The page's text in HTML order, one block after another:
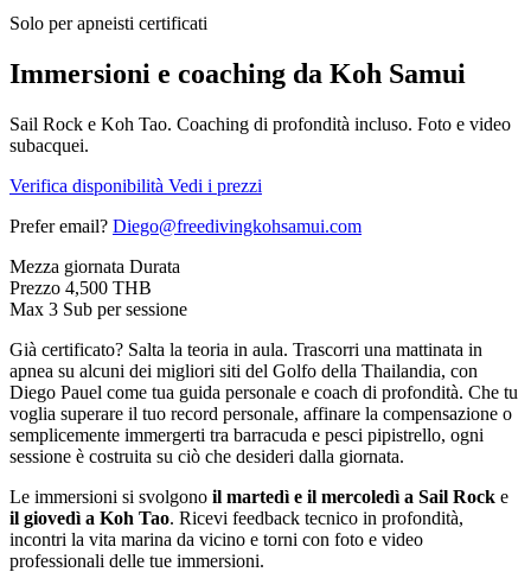
Solo per apneisti certificati
Immersioni e coaching da Koh Samui
Sail Rock e Koh Tao. Coaching di profondità incluso. Foto e video
subacquei.
Verifica disponibilità Vedi i prezzi
Prefer email? Diego@freedivingkohsamui.com
Mezza giornata Durata
Prezzo 4,500 THB
Max 3 Sub per sessione
Già certificato? Salta la teoria in aula. Trascorri una mattinata in
apnea su alcuni dei migliori siti del Golfo della Thailandia, con
Diego Pauel come tua guida personale e coach di profondità. Che tu
voglia superare il tuo record personale, affinare la compensazione o
semplicemente immergerti tra barracuda e pesci pipistrello, ogni
sessione è costruita su ciò che desideri dalla giornata.
Le immersioni si svolgono il martedì e il mercoledì a Sail Rock e
il giovedì a Koh Tao. Ricevi feedback tecnico in profondità,
incontri la vita marina da vicino e torni con foto e video
professionali delle tue immersioni.